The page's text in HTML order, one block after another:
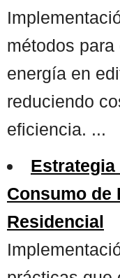
métodos
energía en
reduciendo
eficiencia. ...
Estrategia
Consumo de
Residencial